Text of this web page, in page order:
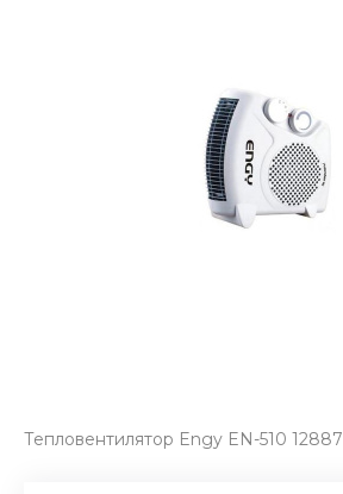
Тепловентилятор Engy EN-510 12887